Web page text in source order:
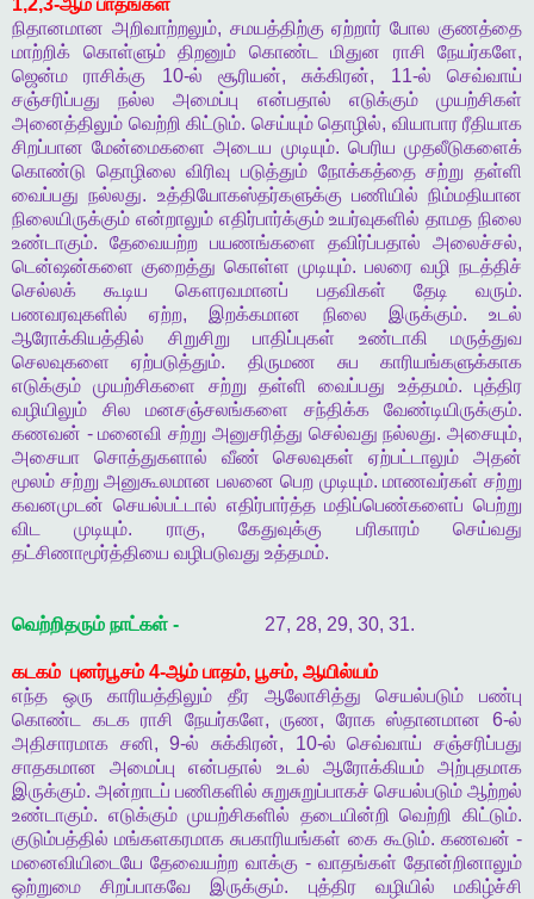
1,2,3-ஆம் பாதங்கள்
நிதானமான அறிவாற்றலும், சமயத்திற்கு ஏற்றார் போல குணத்தை
மாற்றிக்
கொள்ளும் திறனும் கொண்ட மிதுன ராசி நேயர்களே,
ஜென்ம
ராசிக்கு 10-ல் சூரியன்,சுக்கிரன், 11-ல்
செவ்வாய்
சஞ்சரிப்பது
நல்ல அமைப்பு என்பதால் எடுக்கும்
முயற்சிகள்
அனைத்திலும் வெற்றி கிட்டும். செய்யும் தொழில், வியாபார ரீதியாக
சிறப்பான மேன்மைகளை அடைய முடியும். பெரிய முதலீடுகளைக்
கொண்டு தொழிலை விரிவு படுத்தும் நோக்கத்தை சற்று தள்ளி
வைப்பது நல்லது. உத்தியோகஸ்தர்களுக்கு பணியில் நிம்மதியான
நிலையிருக்கும் என்றாலும் எதிர்பார்க்கும் உயர்வுகளில் தாமத நிலை
உண்டாகும். தேவையற்ற பயணங்களை தவிர்ப்பதால் அலைச்சல்,
டென்ஷன்களை குறைத்து கொள்ள முடியும். பலரை வழி நடத்திச்
செல்லக்
கூடிய கௌரவமானப் பதவிகள் தேடி வரும்.
பணவரவுகளில்
ஏற்ற, இறக்கமான நிலை இருக்கும்.உடல்
ஆரோக்கியத்தில்
சிறுசிறு பாதிப்புகள் உண்டாகி
மருத்துவ
செலவுகளை
ஏற்படுத்தும். திருமண சுப
காரியங்களுக்காக
எடுக்கும்
முயற்சிகளை சற்று தள்ளி வைப்பது உத்தமம்.புத்திர
வழியிலும்
சில மனசஞ்சலங்களை சந்திக்க வேண்டியிருக்கும்.
கணவன் -மனைவி சற்று அனுசரித்து செல்வது நல்லது.அசையும்,
அசையா
சொத்துகளால் வீண் செலவுகள் ஏற்பட்டாலும்
அதன்
மூலம் சற்று அனுகூலமான பலனை பெற முடியும்.மாணவர்கள் சற்று
கவனமுடன் செயல்பட்டால் எதிர்பார்த்த மதிப்பெண்களைப் பெற்று
விட
முடியும். ராகு,கேதுவுக்கு பரிகாரம்
செய்வது
தட்சிணாமூர்த்தியை வழிபடுவது உத்தமம்.
வெற்றிதரும் நாட்கள் - 27, 28, 29, 30, 31.
கடகம் புனர்பூசம் 4-ஆம் பாதம், பூசம், ஆயில்யம்
எந்த
ஒரு காரியத்திலும் தீர ஆலோசித்து செயல்படும்
பண்பு
கொண்ட
கடக ராசி நேயர்களே,ருண, ரோக ஸ்தானமான 6-ல்
அதிசாரமாக சனி, 9-ல் சுக்கிரன், 10-ல் செவ்வாய்
சஞ்சரிப்பது
சாதகமான
அமைப்பு என்பதால் உடல் ஆரோக்கியம்
அற்புதமாக
இருக்கும். அன்றாடப் பணிகளில் சுறுசுறுப்பாகச் செயல்படும் ஆற்றல்
உண்டாகும். எடுக்கும் முயற்சிகளில் தடையின்றி வெற்றி கிட்டும்.
குடும்பத்தில் மங்களகரமாக சுபகாரியங்கள் கை கூடும். கணவன் -
மனைவியிடையே தேவையற்ற வாக்கு - வாதங்கள் தோன்றினாலும்
ஒற்றுமை
சிறப்பாகவே இருக்கும். புத்திர வழியில்
மகிழ்ச்சி